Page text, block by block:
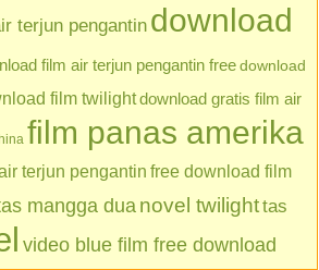
terjun pengantin download
film air terjun pengantin free download
film twilight download gratis film air
film panas amerika
terjun pengantin free download film
mangga dua novel twilighttas
video blue film free download